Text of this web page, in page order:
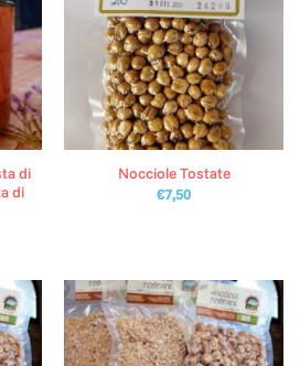
di
di
Nocciole Tostate
€7,50